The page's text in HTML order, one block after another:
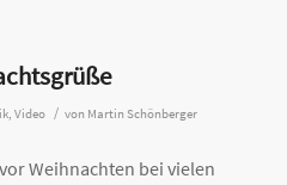
, Video / von Martin Schönberger
Weihnachten bei vielen